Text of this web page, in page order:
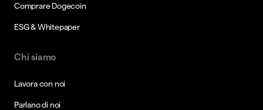
Comprare Dogecoin
ESG & Whitepaper
Chi siamo
Lavora con noi
Parlano di noi